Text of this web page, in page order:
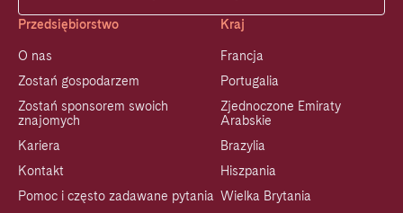
Przedsiębiorstwo
O nas
Zostań gospodarzem
Zostań sponsorem swoich
znajomych
Kariera
Kontakt
Pomoc i często zadawane pytania
Kraj
Francja
Portugalia
Zjednoczone Emiraty
Arabskie
Brazylia
Hiszpania
Wielka Brytania